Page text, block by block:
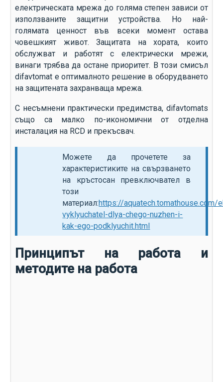
електрическата мрежа до голяма степен зависи от
използваните защитни устройства. Но най-
голямата ценност във всеки момент остава
човешкият живот. Защитата на хората, които
обслужват и работят с електрически мрежи,
винаги трябва да остане приоритет. В този смисъл
difavtomat е оптималното решение в оборудването
на защитената захранваща мрежа.
С несъмнени практически предимства, difavtomats
също са малко по-икономични от отделна
инсталация на RCD и прекъсвач.
Можете да прочетете за
характеристиките на свързването
на кръстосан превключвател в
този
материал:https://
vyklyuchatel-dlya-chego-nuzhen-i-
kak-ego-podklyuchit.html
Принципът на работа и
методите на работа